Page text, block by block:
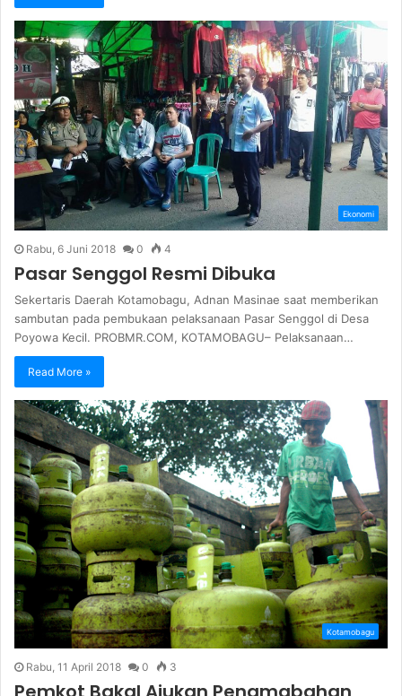
Ekonomi
Rabu, 6 Juni 2018 0 4
Pasar Senggol Resmi Dibuka
Sekertaris Daerah Kotamobagu, Adnan Masinae saat memberikan
sambutan pada pembukaan pelaksanaan Pasar Senggol di Desa
Poyowa Kecil. PROBMR.COM, KOTAMOBAGU– Pelaksanaan…
Read More »
Kotamobagu
Rabu, 11 April 2018 0 3